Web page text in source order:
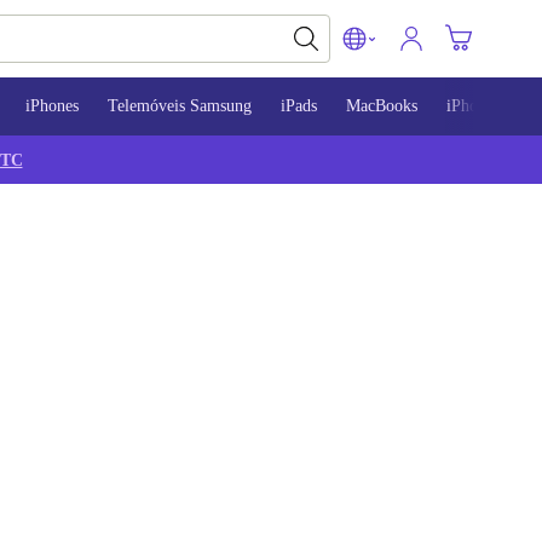
iPhones Telemóveis Samsung iPads MacBooks iPhone 13
TC